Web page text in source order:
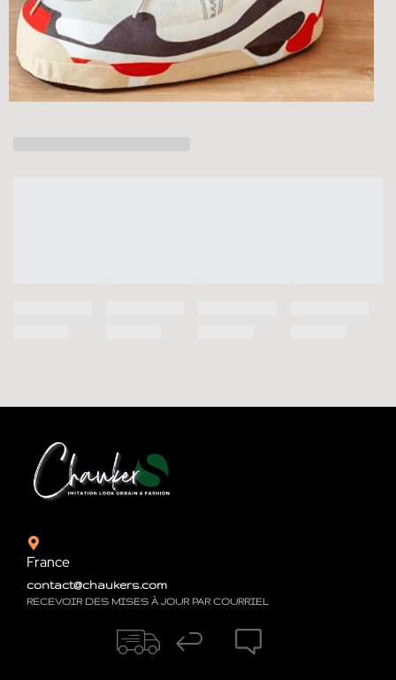
France
contact@chaukers.com
RECEVOIR DES MISES À JOUR PAR COURRIEL